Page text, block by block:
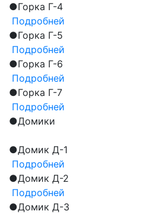
●Горка Г-4
Подробней
●Горка Г-5
Подробней
●Горка Г-6
Подробней
●Горка Г-7
Подробней
●Домики
●Домик Д-1
Подробней
●Домик Д-2
Подробней
●Домик Д-3